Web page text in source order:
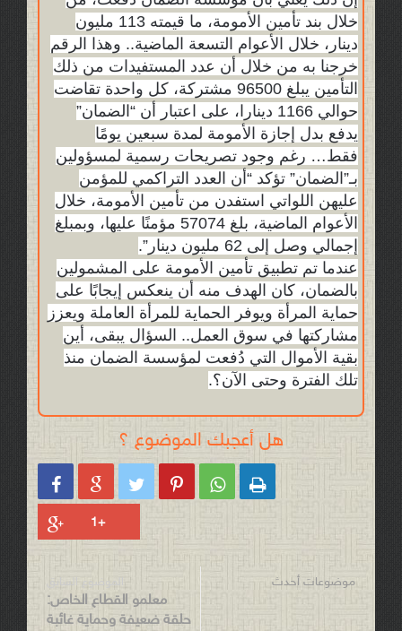
خلال بند تأمين الأمومة، ما قيمته 113 مليون
دينار، خلال الأعوام التسعة الماضية.. وهذا الرقم
خرجنا به من خلال أن عدد المستفيدات من ذلك
التأمين يبلغ 96500 مشتركة، كل واحدة تقاضت
حوالي 1166 دينارا، على اعتبار أن “الضمان”
يدفع بدل إجازة الأمومة لمدة سبعين يومًا
فقط… رغم وجود تصريحات رسمية لمسؤولين
بـ”الضمان” تؤكد “أن العدد التراكمي للمؤمن
عليهن اللواتي استفدن من تأمين الأمومة، خلال
الأعوام الماضية، بلغ 57074 مؤمنًا عليها، وبمبلغ
إجمالي وصل إلى 62 مليون دينار”.
عندما تم تطبيق تأمين الأمومة على المشمولين
بالضمان، كان الهدف منه أن ينعكس إيجابًا على
حماية المرأة ويوفر الحماية للمرأة العاملة ويعزز
مشاركتها في سوق العمل.. السؤال يبقى، أين
بقية الأموال التي دُفعت لمؤسسة الضمان منذ
تلك الفترة وحتى الآن؟.
هل أعجبك الموضوع ؟
     
موضوعات أحدث الموضوع السابق
معلمو القطاع الخاص:
حلقة ضعيفة وحماية غائبة